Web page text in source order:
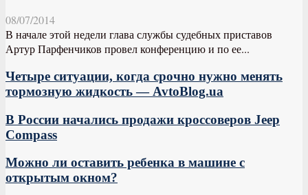
08/07/2014
В начале этой недели глава службы судебных приставов
Артур Парфенчиков провел конференцию и по ее...
Четыре ситуации, когда срочно нужно менять
тормозную жидкость — AvtoBlog.ua
В России начались продажи кроссоверов Jeep
Compass
Можно ли оставить ребенка в машине с
открытым окном?